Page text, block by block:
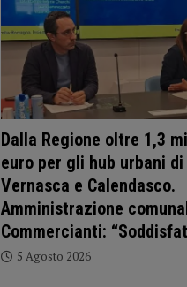
Dalla Regione oltre 1,3
euro per gli hub urbani
Vernasca e Calendasco.
Amministrazione
Commercianti:
5 Agosto 2026